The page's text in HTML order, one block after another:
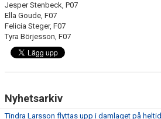
Jesper Stenbeck, P07
Ella Goude, F07
Felicia Steger, F07
Tyra Börjesson, F07
Nyhetsarkiv
Tindra Larsson flyttas upp i damlaget på heltid